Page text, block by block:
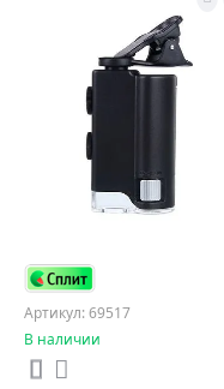
Артикул: 69517
В наличии